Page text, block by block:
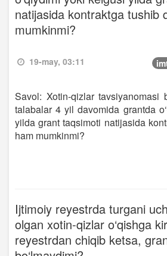
natijasida kontraktga tushib
mumkinmi?
19-may, 03:11
Savol: Xotin-qizlar tavsiyanomasi
talabalar 4 yil davomida grantda
yilda grant taqsimoti natijasida
ham mumkinmi?
Ijtimoiy reyestrda turgani
olgan xotin-qizlar o‘qishga
reyestrdan chiqib ketsa,